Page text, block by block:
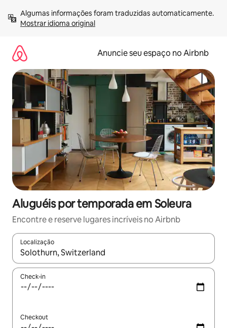
para
Mostrar idioma original
Anuncie seu espaço no Airbnb
Aluguéis por temporada em Soleura
Encontre e reserve lugares incríveis no Airbnb
Localização
Quando os resultados estiverem disponíveis, explore-os
Check-in
Checkout